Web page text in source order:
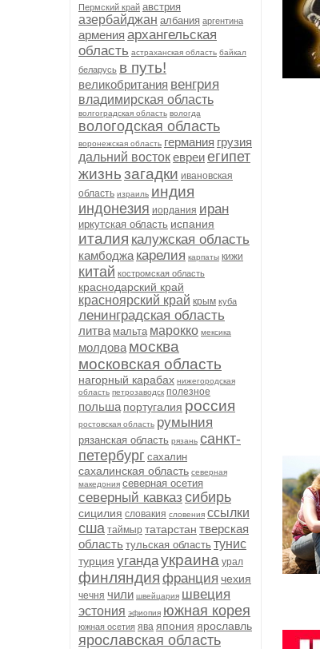
Пермский край австрия
азербайджан албания аргентина
армения архангельская
область астраханская область байкал
беларусь в путь!
великобритания венгрия
владимирская область
волгоградская область вологда
вологодская область
воронежская область германия грузия
дальний востокевреиегипет
жизньзагадки ивановская
область израиль индия
индонезия иордания иран
иркутская область испания
италия калужская область
камбоджа карелия карпаты кижи
китай костромская область
краснодарский край
красноярский край крым куба
ленинградская область
литва мальта марокко мексика
молдова москва
московская область
нагорный карабах нижегородская
область петрозаводск полезное
польша португалия россия
ростовская область румыния
рязанская область рязань санкт-
петербург сахалин
сахалинская область северная
македония северная осетия
северный кавказ сибирь
сицилия словакия словения ссылки
сша таймыр татарстан тверская
область тульская область тунис
турция угандаукраина урал
финляндия франция чехия
чечня чили швейцария швеция
эстония эфиопия южная корея
южная осетия ява япония ярославль
ярославская область